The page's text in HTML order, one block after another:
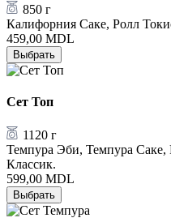
850 г
Калифорния Саке, Ролл
459,00 MDL
Выбрать
Сет Топ
1120 г
Темпура Эби, Темпура
Классик.
599,00 MDL
Выбрать